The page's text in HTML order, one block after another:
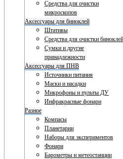
Средства для очистки
микроскопов
Аксессуары для биноклей
Штативы
Средства для очистки биноклей
Сумки и другие
принадлежности
Аксессуары для ПНВ
Источники питания
Маски и насадки
Микрофоны и пульты ДУ
Инфракрасные фонари
Разное
Компасы
Планетарии
Наборы для экспериментов
Фонари
Барометры и метеостанции